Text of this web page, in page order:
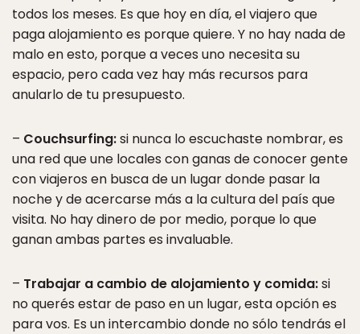
todos los meses. Es que hoy en día, el viajero que
paga alojamiento es porque quiere. Y no hay nada de
malo en esto, porque a veces uno necesita su
espacio, pero cada vez hay más recursos para
anularlo de tu presupuesto.
– Couchsurfing:si nunca lo escuchaste nombrar, es
una red que une locales con ganas de conocer gente
con viajeros en busca de un lugar donde pasar la
noche y de acercarse más a la cultura del país que
visita. No hay dinero de por medio, porque lo que
ganan ambas partes es invaluable.
– Trabajar a cambio de alojamiento y comida:si
no querés estar de paso en un lugar, esta opción es
para vos. Es un intercambio donde no sólo tendrás el